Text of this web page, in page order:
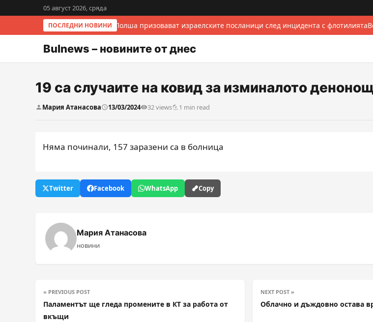
05 август 2026, сряда
ПОСЛЕДНИ НОВИНИИталия и Полша призовават израелските посланици след инцидента с флотилията
Bulnews – новините от днес
19 са случаите на ковид за изминалото
Мария Атанасова 13/03/2024 32 views 1 min read
Няма починали, 157 заразени са в болница
Twitter Facebook WhatsApp Copy
Мария Атанасова
новини
« PREVIOUS POST
Паламентът ще гледа промените в КТ за работа от
вкъщи
NEXT POST »
Облачно и дъждовно остава